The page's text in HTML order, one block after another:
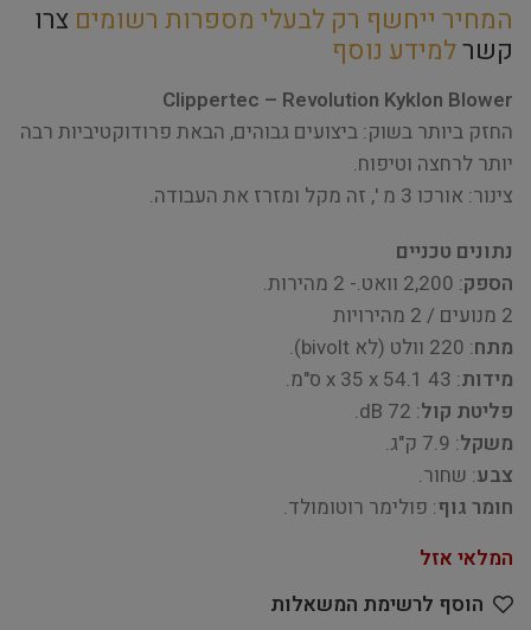
המחיר ייחשף רק לבעלי מספרות רשומים צרו
קשרלמידע נוסף
Clippertec – Revolution Kyklon Blower
החזק ביותר בשוק: ביצועים גבוהים, הבאת פרודוקטיביות רבה
יותר לרחצה וטיפוח.
צינור: אורכו 3 מ ', זה מקל ומזרז את העבודה.
נתונים טכניים
הספק: 2,200 וואט.- 2 מהירות.
2 מנועים / 2 מהירויות
מתח: 220 וולט (לא bivolt).
מידות: 43 x 35 x 54.1 ס"מ.
פליטת קול: 72 dB.
משקל: 7.9 ק"ג.
צבע: שחור.
חומר גוף: פולימר רוטומולד.
המלאי אזל
הוסף לרשימת המשאלות